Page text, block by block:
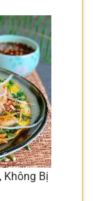
Không Bị